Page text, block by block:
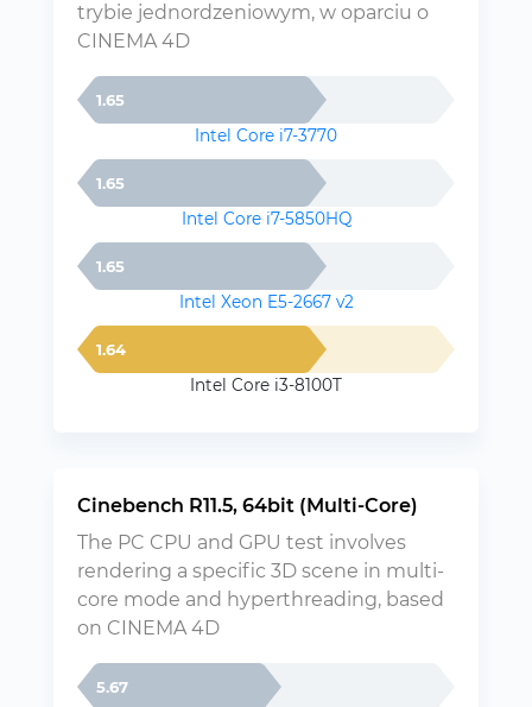
trybie jednordzeniowym, w oparciu o
CINEMA 4D
1.65
Intel Core i7-3770
1.65
Intel Core i7-5850HQ
1.65
Intel Xeon E5-2667 v2
1.64
Intel Core i3-8100T
Cinebench R11.5, 64bit (Multi-Core)
The PC CPU and GPU test involves
rendering a specific 3D scene in multi-
core mode and hyperthreading, based
on CINEMA 4D
5.67